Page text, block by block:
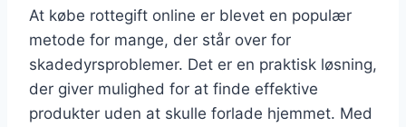
At købe rottegift online er blevet en populær
metode for mange, der står over for
skadedyrsproblemer. Det er en praktisk løsning,
der giver mulighed for at finde effektive
produkter uden at skulle forlade hjemmet. Med